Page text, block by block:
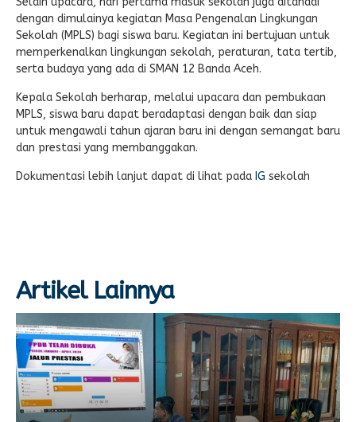
dengan dimulainya kegiatan Masa Pengenalan Lingkungan
Sekolah (MPLS) bagi siswa baru. Kegiatan ini bertujuan untuk
memperkenalkan lingkungan sekolah, peraturan, tata tertib,
serta budaya yang ada di SMAN 12 Banda Aceh.
Kepala Sekolah berharap, melalui upacara dan pembukaan
MPLS, siswa baru dapat beradaptasi dengan baik dan siap
untuk mengawali tahun ajaran baru ini dengan semangat baru
dan prestasi yang membanggakan.
Dokumentasi lebih lanjut dapat di lihat pada IG sekolah
Artikel Lainnya